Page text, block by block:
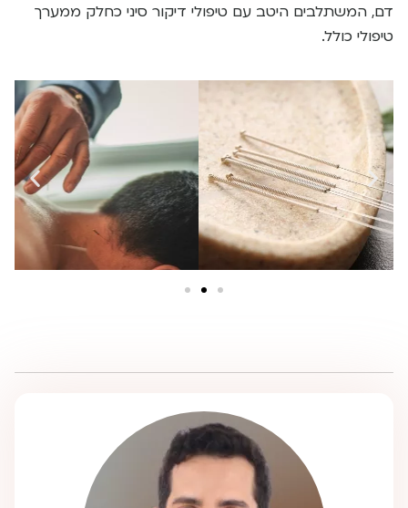
דם, המשתלבים היטב עם טיפולי דיקור סיני כחלק ממערך
טיפולי כולל.